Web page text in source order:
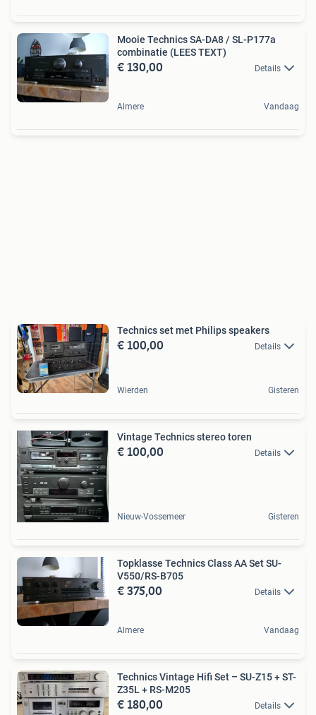
Mooie Technics SA-DA8 / SL-P177a
combinatie (LEES TEXT)
€ 130,00 Details
Almere Vandaag
Technics set met Philips speakers
€ 100,00 Details
Wierden Gisteren
Vintage Technics stereo toren
€ 100,00 Details
Nieuw-Vossemeer Gisteren
Topklasse Technics Class AA Set SU-
V550/RS-B705
€ 375,00 Details
Almere Vandaag
Technics Vintage Hifi Set – SU-Z15 + ST-
Z35L + RS-M205
€ 180,00 Details